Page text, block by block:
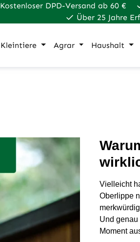
Kostenloser DPD-Versand ab 60 €
Über 25 Jahre
Kleintiere Agrar Haushalt
Vielleicht
Oberlippe
Und
Moment